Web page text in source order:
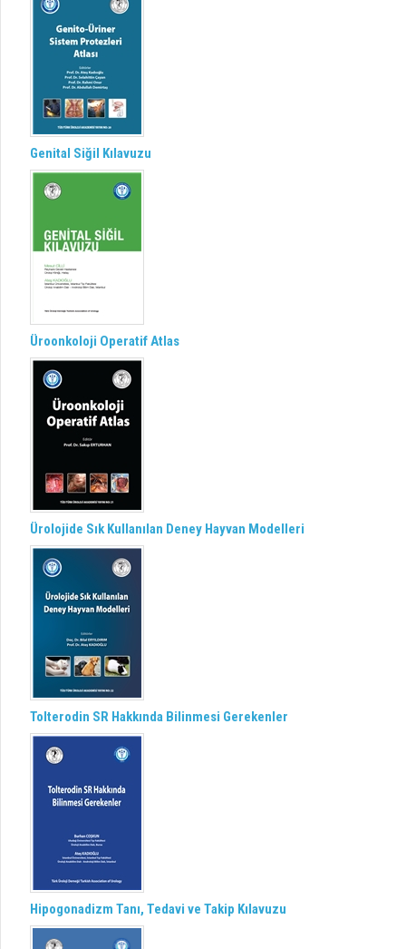
Genital Siğil Kılavuzu
Üroonkoloji Operatif Atlas
Ürolojide Sık Kullanılan Deney Hayvan Modelleri
Tolterodin SR Hakkında Bilinmesi Gerekenler
Hipogonadizm Tanı, Tedavi ve Takip Kılavuzu